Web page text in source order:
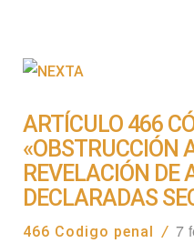
ARTÍCULO 466
«OBSTRUCCIÓN
REVELACIÓN DE
DECLARADAS
466 Codigo penal / 7